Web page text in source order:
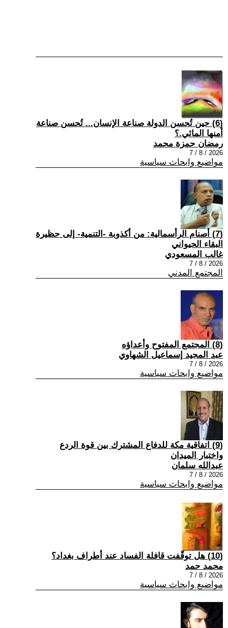
(6) حين تُحسن الدولة صناعة الإنسان... تُحسن صناعة
أمنها المائي.؟
رمضان حمزة محمد
2026 / 8 / 7
مواضيع وابحاث سياسية
(7) أصنام الرأسمالية: من أكذوبة -التنمية- إلى حظيرة
البقاء الحيواني
غالب المسعودي
2026 / 8 / 7
المجتمع المدني
(8) المجتمع المفتوح وأعداؤه
عبد المجيد إسماعيل الشهاوي
2026 / 8 / 7
مواضيع وابحاث سياسية
(9) اتفاقية مكة للدفاع المشترك بين قوة الردع
واختبار الميدان
عبدالله سلمان
2026 / 8 / 7
مواضيع وابحاث سياسية
(10) هل توقّفت قافلة الفساد عند أطراف بغداد؟
محمد حمد
2026 / 8 / 7
مواضيع وابحاث سياسية